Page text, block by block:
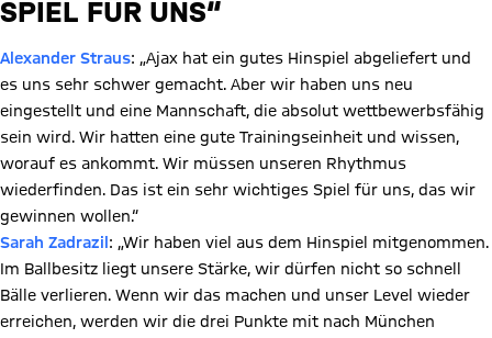
SPIEL FÜR UNS“
Alexander Straus: „Ajax hat ein gutes Hinspiel abgeliefert und
es uns sehr schwer gemacht. Aber wir haben uns neu
eingestellt und eine Mannschaft, die absolut wettbewerbsfähig
sein wird. Wir hatten eine gute Trainingseinheit und wissen,
worauf es ankommt. Wir müssen unseren Rhythmus
wiederfinden. Das ist ein sehr wichtiges Spiel für uns, das wir
gewinnen wollen.“
Sarah Zadrazil : „Wir haben viel aus dem Hinspiel mitgenommen.
Im Ballbesitz liegt unsere Stärke, wir dürfen nicht so schnell
Bälle verlieren. Wenn wir das machen und unser Level wieder
erreichen, werden wir die drei Punkte mit nach München